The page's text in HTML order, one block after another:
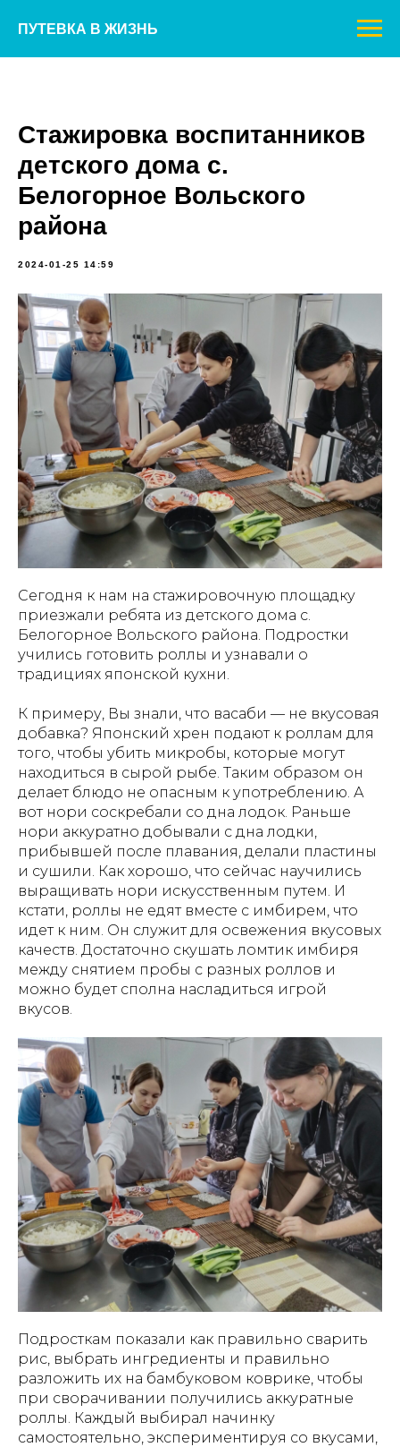
ПУТЕВКА В ЖИЗНЬ
Стажировка воспитанников
детского дома с.
Белогорное Вольского
района
2024-01-25 14:59
Сегодня к нам на стажировочную площадку
приезжали ребята из детского дома с.
Белогорное Вольского района. Подростки
учились готовить роллы и узнавали о
традициях японской кухни.
К примеру, Вы знали, что васаби — не вкусовая
добавка? Японский хрен подают к роллам для
того, чтобы убить микробы, которые могут
находиться в сырой рыбе. Таким образом он
делает блюдо не опасным к употреблению. А
вот нори соскребали со дна лодок. Раньше
нори аккуратно добывали с дна лодки,
прибывшей после плавания, делали пластины
и сушили. Как хорошо, что сейчас научились
выращивать нори искусственным путем. И
кстати, роллы не едят вместе с имбирем, что
идет к ним. Он служит для освежения вкусовых
качеств. Достаточно скушать ломтик имбиря
между снятием пробы с разных роллов и
можно будет сполна насладиться игрой
вкусов.
Подросткам показали как правильно сварить
рис, выбрать ингредиенты и правильно
разложить их на бамбуковом коврике, чтобы
при сворачивании получились аккуратные
роллы. Каждый выбирал начинку
самостоятельно, экспериментируя со вкусами,